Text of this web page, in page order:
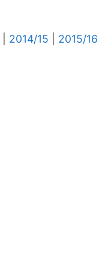
2014/15 2015/16